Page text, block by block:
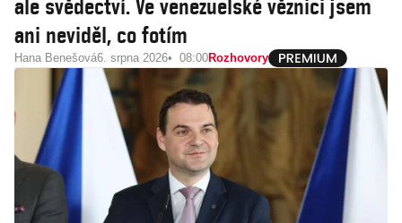
ale svědectví. Ve venezuelské věznici jsem
ani neviděl, co fotím
Hana Benešová6. srpna 2026 08:00Rozhovory